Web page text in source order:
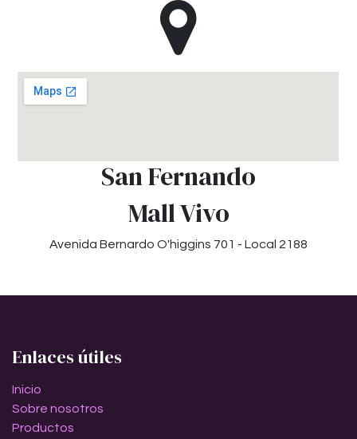
San Fernando
Mall Vivo
Avenida Bernardo O'higgins 701 - Local 2188
Enlaces útiles
Inicio
Sobre nosotros
Productos